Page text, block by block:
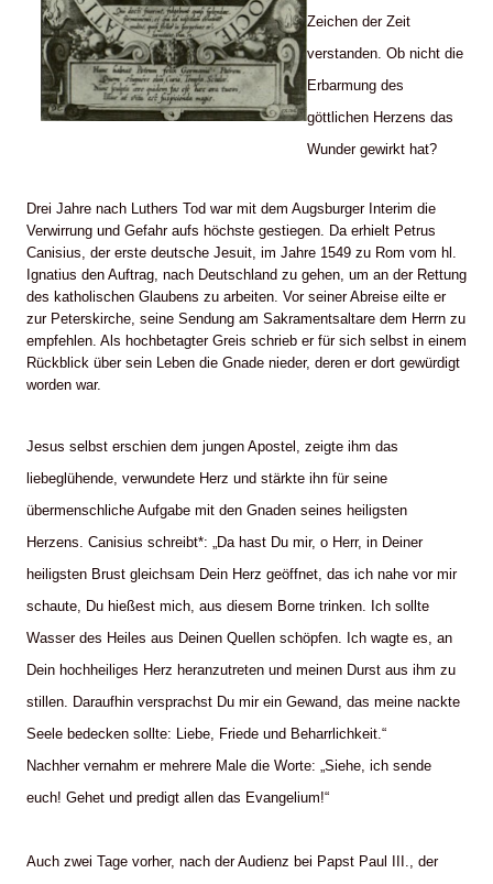
Zeichen der Zeit
verstanden. Ob nicht die
Erbarmung des
göttlichen Herzens das
Wunder gewirkt hat?
Drei Jahre nach Luthers Tod war mit dem Augsburger Interim die
Verwirrung und Gefahr aufs höchste gestiegen. Da erhielt Petrus
Canisius, der erste deutsche Jesuit, im Jahre 1549 zu Rom vom hl.
Ignatius den Auftrag, nach Deutschland zu gehen, um an der Rettung
des katholischen Glaubens zu arbeiten. Vor seiner Abreise eilte er
zur Peterskirche, seine Sendung am Sakramentsaltare dem Herrn zu
empfehlen. Als hochbetagter Greis schrieb er für sich selbst in einem
Rückblick über sein Leben die Gnade nieder, deren er dort gewürdigt
worden war.
Jesus selbst erschien dem jungen Apostel, zeigte ihm das
liebeglühende, verwundete Herz und stärkte ihn für seine
übermenschliche Aufgabe mit den Gnaden seines heiligsten
Herzens. Canisius schreibt*: „Da hast Du mir, o Herr, in Deiner
heiligsten Brust gleichsam Dein Herz geöffnet, das ich nahe vor mir
schaute, Du hießest mich, aus diesem Borne trinken. Ich sollte
Wasser des Heiles aus Deinen Quellen schöpfen. Ich wagte es, an
Dein hochheiliges Herz heranzutreten und meinen Durst aus ihm zu
stillen. Daraufhin versprachst Du mir ein Gewand, das meine nackte
Seele bedecken sollte: Liebe, Friede und Beharrlichkeit.“
Nachher vernahm er mehrere Male die Worte: „Siehe, ich sende
euch! Gehet und predigt allen das Evangelium!“
Auch zwei Tage vorher, nach der Audienz bei Papst Paul III., der